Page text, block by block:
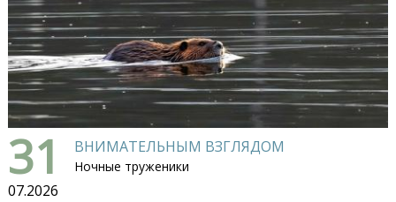
31
07.2026
ВНИМАТЕЛЬНЫМ ВЗГЛЯДОМ
Ночные труженики